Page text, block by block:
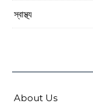
স্বাস্থ্য
About Us